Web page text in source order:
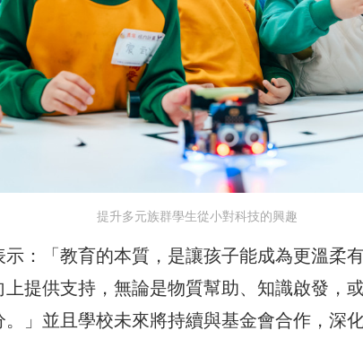
提升多元族群學生從小對科技的興趣
：「教育的本質，是讓孩子能成為更溫柔
提供支持，無論是物質幫助、知識啟發，
」並且學校未來將持續與基金會合作，深